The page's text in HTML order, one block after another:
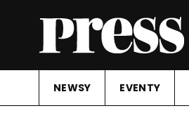
NEWSY EVENTY